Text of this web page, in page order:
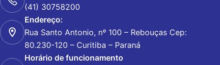
(41) 30758200
Endereço:
Rua Santo Antonio, nº 100 – Rebouças Cep:
80.230-120 – Curitiba – Paraná
Horário de funcionamento